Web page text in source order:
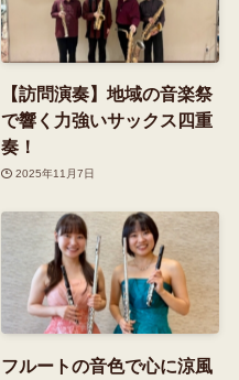
【訪問演奏】地域の音楽祭
で響く力強いサックス四重
奏！
2025年11月7日
フルートの音色で心に涼風